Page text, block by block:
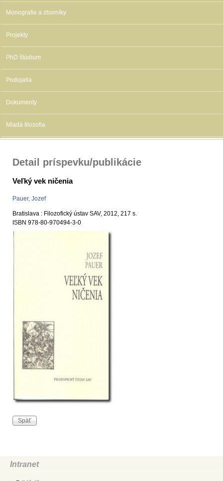
Monografie a zborníky
Projekty
PhD štúdium
Podujatia
Dokumenty
Mladá filozofia
Detail príspevku/publikácie
Veľký vek ničenia
Pauer, Jozef
Bratislava : Filozofický ústav SAV, 2012, 217 s.
ISBN 978-80-970494-3-0
Intranet